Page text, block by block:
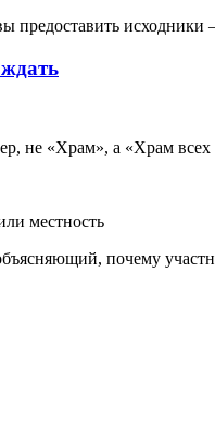
предоставить
не «Храм», а «Храм
местность
почему